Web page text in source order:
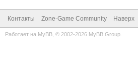
Контакты Zone-Game Community Наверх
Работает на MyBB , © 2002-2026 MyBB Group